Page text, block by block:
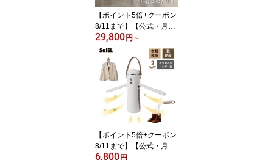
ンテナンス通知 ロック機
能【ポイント5倍+クーポン
8/11まで】【公式・月間
優良ショップ受賞】 Sai
EL 保冷米びつ 10kg 20k
g 30kg スリム おしゃれ
保冷 米びつ 1合計量 ライ
スストッカー 鮮度保持
酸化防止 虫よけ 対策 米
保存 容器 庫 キッチン 収
納 シンプル デザイン コ
ンパクト 日数計算 静音
29,800円 ～
【ポイント5倍+クーポン
8/11まで】【公式・月間
優良ショップ受賞】SaiE
6,800円